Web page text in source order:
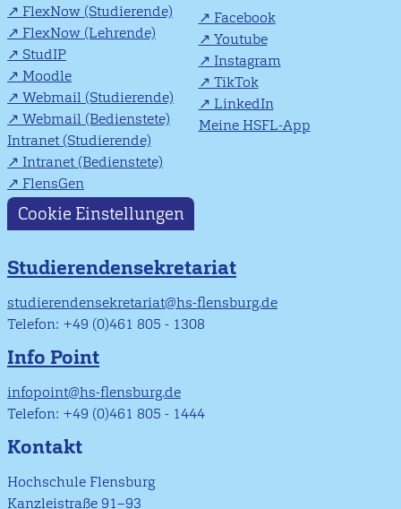
FlexNow (Studierende)
FlexNow (Lehrende)
StudIP
Moodle
Webmail (Studierende)
Webmail (Bedienstete)
Intranet (Studierende)
Intranet (Bedienstete)
FlensGen
Facebook
Youtube
Instagram
TikTok
LinkedIn
Meine HSFL-App
Cookie Einstellungen
Studierendensekretariat
studierendensekretariat@hs-flensburg.de
Telefon: +49 (0)461 805 - 1308
Info Point
infopoint@hs-flensburg.de
Telefon: +49 (0)461 805 - 1444
Kontakt
Hochschule Flensburg
Kanzleistraße 91–93